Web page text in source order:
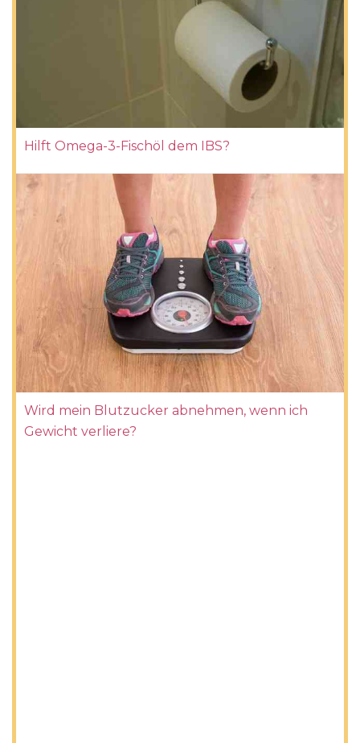
Hilft Omega-3-Fischöl dem IBS?
Wird mein Blutzucker abnehmen, wenn ich
Gewicht verliere?